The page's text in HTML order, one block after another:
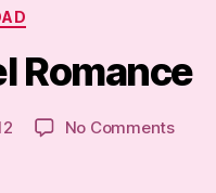
Romance
No Commentson